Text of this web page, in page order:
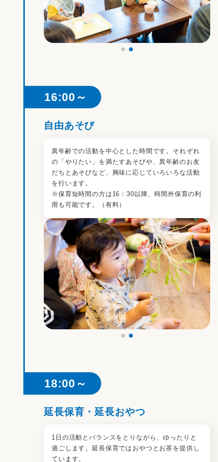
16:00～
自由あそび
異年齢での活動を中⼼とした時間です。それぞれ
の「やりたい」を満たすあそびや、異年齢のお友
だちとあそびなど、興味に応じていろいろな活動
を⾏います。
※保育短時間の方は16：30以降、時間外保育の利
用も可能です。（有料）
18:00～
延長保育・延長おやつ
1日の活動とバランスをとりながら、ゆったりと
過ごします。延長保育ではおやつとお茶を提供し
ています。